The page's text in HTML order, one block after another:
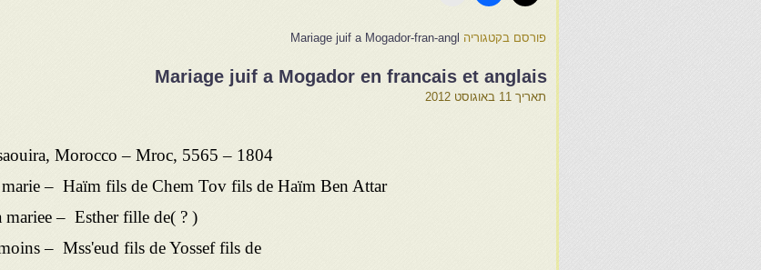
פורסם בקטגוריה Mariage juif a Mogador-fran-angl
Mariage juif a Mogador en francais et anglais
תאריך 11 באוגוסט 2012
Morocco – Mroc, 5565 – 1804
– Haïm fils de Chem Tov fils de Haïm Ben Attar
( ? )La mariee – Esther fille de
– Mss'eud fils de Yossef fils de